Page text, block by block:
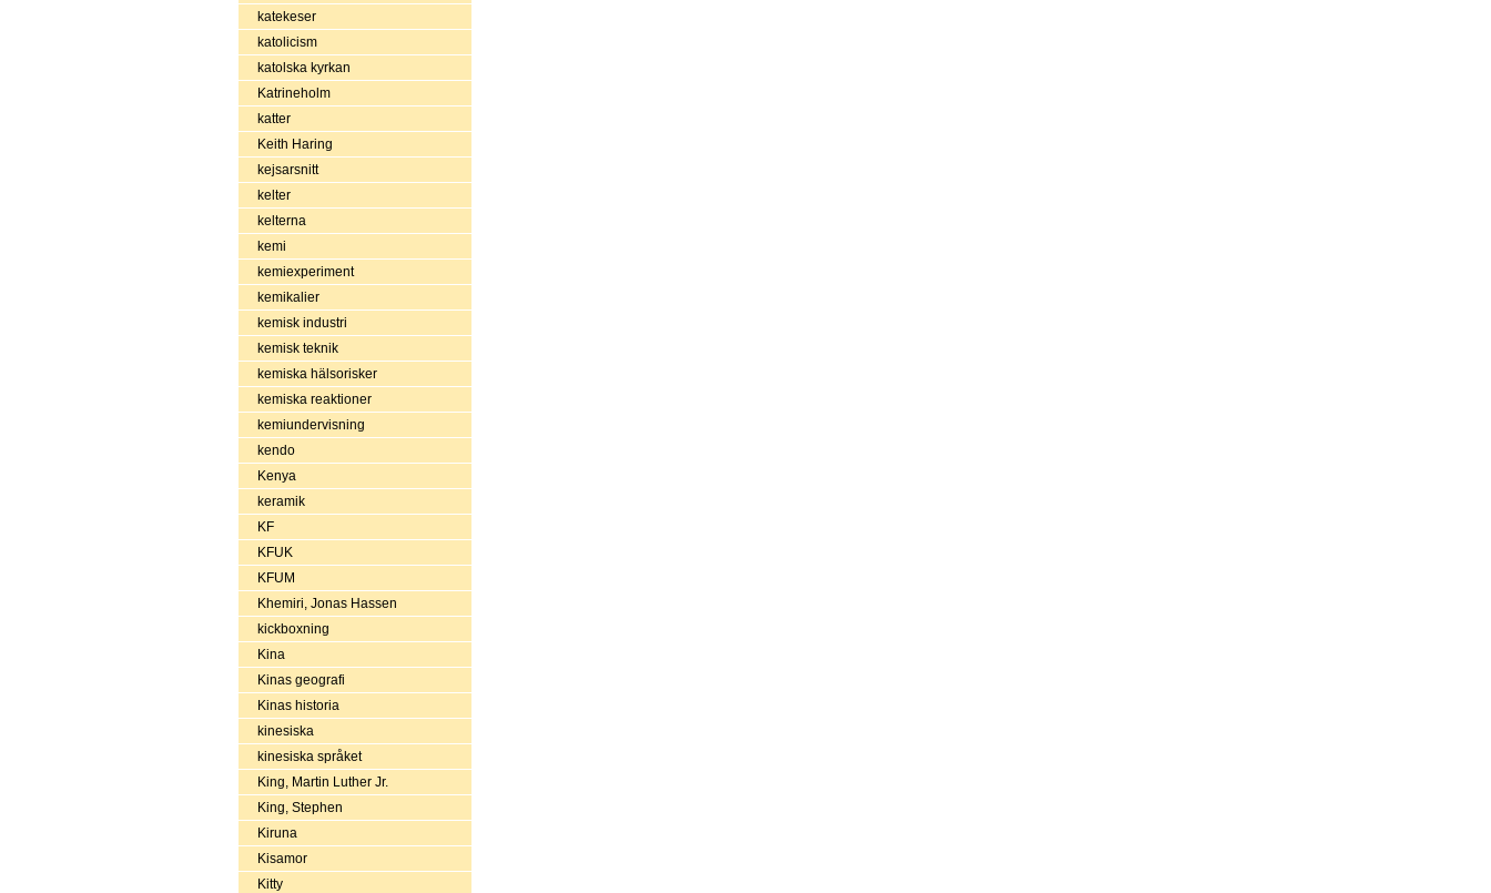
katekeser
katolicism
katolska kyrkan
Katrineholm
katter
Keith Haring
kejsarsnitt
kelter
kelterna
kemi
kemiexperiment
kemikalier
kemisk industri
kemisk teknik
kemiska hälsorisker
kemiska reaktioner
kemiundervisning
kendo
Kenya
keramik
KF
KFUK
KFUM
Khemiri, Jonas Hassen
kickboxning
Kina
Kinas geografi
Kinas historia
kinesiska
kinesiska språket
King, Martin Luther Jr.
King, Stephen
Kiruna
Kisamor
Kitty